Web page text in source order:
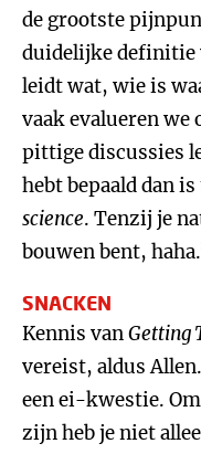
de grootste
duidelijke definitie
leidt wat, wie is
vaak evalueren we
pittige discussies
hebt bepaald dan
science. Tenzij je
bouwen bent,
SNACKEN
Kennis vanGetting
vereist, aldus
een ei-kwestie.
zijn heb je niet